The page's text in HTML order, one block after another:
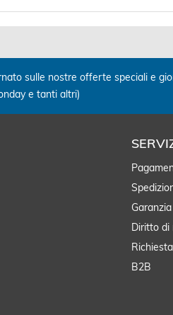
sulle nostre offerte speciali e
e tanti altri)
Diritto di
B2B